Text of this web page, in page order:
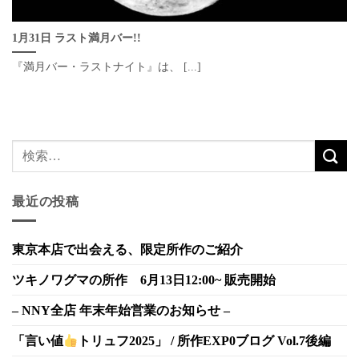
1月31日 ラスト満月バー!!
『満月バー・ラストナイト』は、 [...]
最近の投稿
東京本店で出会える、限定所作のご紹介
ツキノワグマの所作 6月13日12:00~ 販売開始
– NNY全店 年末年始営業のお知らせ –
「言い値 トリュフ2025」 / 所作EXP0ブログ Vol.7後編